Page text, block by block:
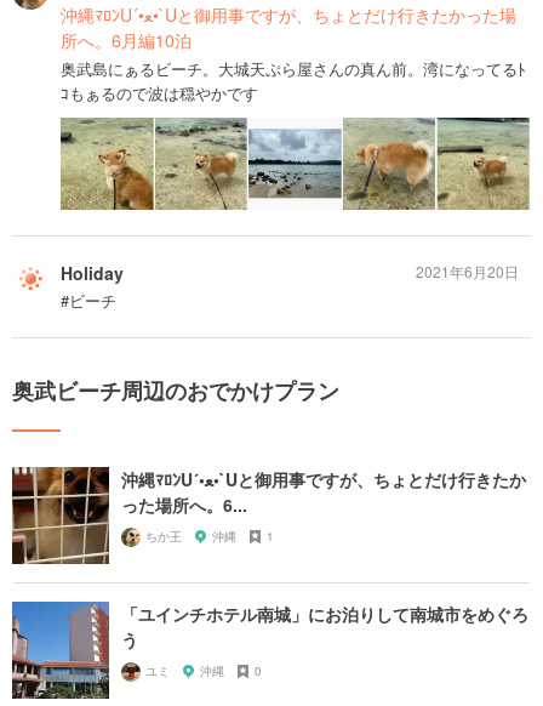
沖縄ﾏﾛﾝU´•ﻌ•`Uと御用事ですが、ちょとだけ行きたかった場
所へ。6月編10泊
奥武島にぁるビーチ。大城天ぷら屋さんの真ん前。湾になってるﾄ
ｺもぁるので波は穏やかです
Holiday
#ビーチ
2021年6月20日
奥武ビーチ周辺のおでかけプラン
沖縄ﾏﾛﾝU´•ﻌ•`Uと御用事ですが、ちょとだけ行きたか
った場所へ。6...
ちか王 沖縄 1
「ユインチホテル南城」にお泊りして南城市をめぐろ
う
ユミ 沖縄 0